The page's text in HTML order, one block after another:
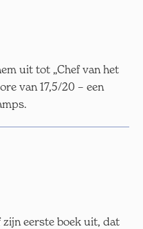
uit tot „Chef van het
van 17,5/20 – een
eerste boek uit, dat